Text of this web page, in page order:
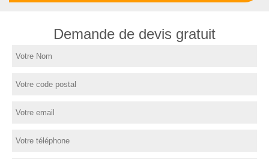
Demande de devis gratuit